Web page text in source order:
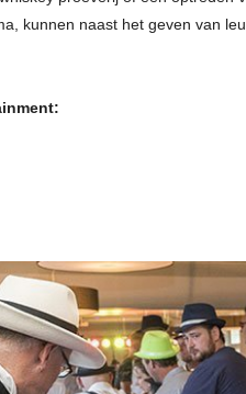
kunnen naast het geven van